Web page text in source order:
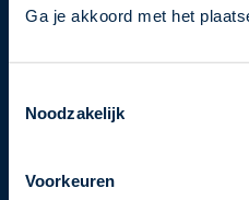
Ga je akkoord met het
Noodzakelijk
Voorkeuren
Ons verhaal
Bezuidenhoutseweg 12
T+31 70 349 03 49